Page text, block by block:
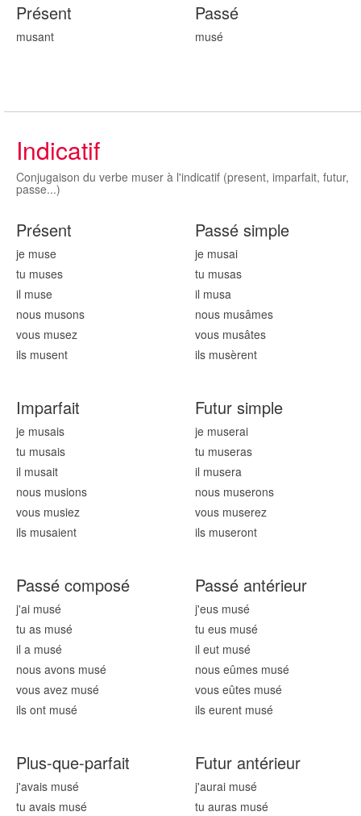
Présent
musant
Passé
musé
Indicatif
Conjugaison du verbe muser à l'indicatif (present, imparfait, futur,
passe...)
Présent
je muse
tu muses
il muse
nous musons
vous musez
ils musent
Passé simple
je musai
tu musas
il musa
nous musâmes
vous musâtes
ils musèrent
Imparfait
je musais
tu musais
il musait
nous musions
vous musiez
ils musaient
Futur simple
je muserai
tu museras
il musera
nous muserons
vous muserez
ils museront
Passé composé
j'ai musé
tu as musé
il a musé
nous avons musé
vous avez musé
ils ont musé
Passé antérieur
j'eus musé
tu eus musé
il eut musé
nous eûmes musé
vous eûtes musé
ils eurent musé
Plus-que-parfait
j'avais musé
tu avais musé
Futur antérieur
j'aurai musé
tu auras musé